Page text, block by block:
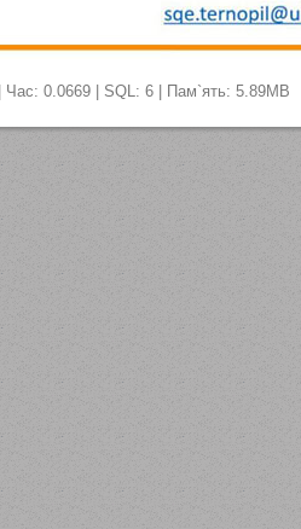
| Час: 0.0669 | SQL: 6 | Пам`ять: 5.89MB